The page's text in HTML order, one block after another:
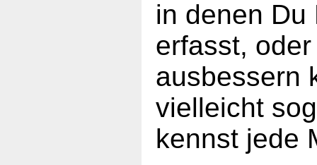
in denen Du
erfasst,
ausbessern
vielleicht
kennst jede